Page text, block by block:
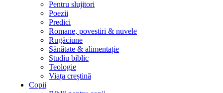
Pentru slujitori
Poezii
Predici
Romane, povestiri & nuvele
Rugăciune
Sănătate & alimentație
Studiu biblic
Teologie
Viața creștină
Copii